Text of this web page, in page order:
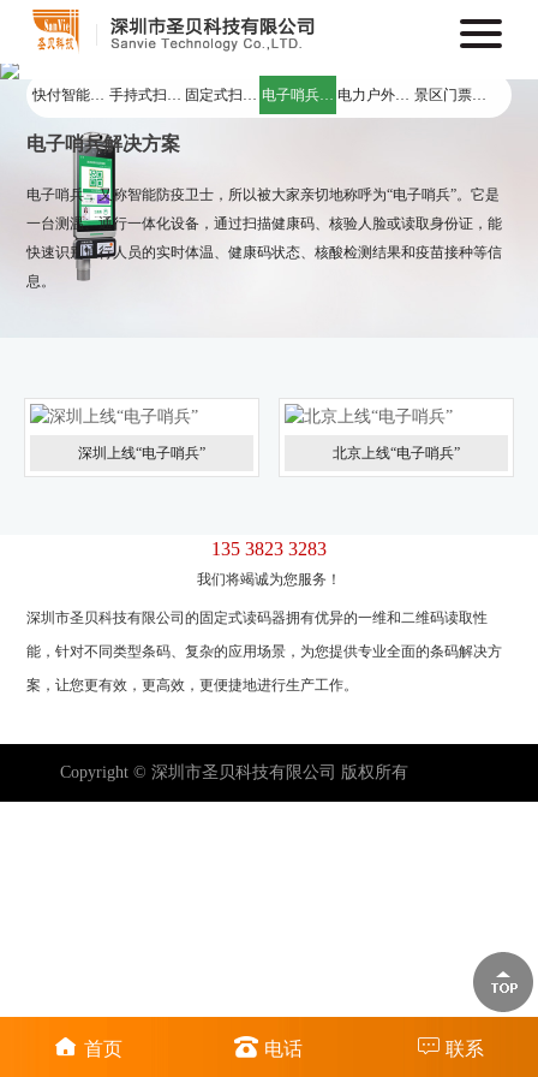
快付智能终
端
手持式扫码
解决方案
固定式扫码 电子哨兵解 电力户外标 景区门票打
电子哨兵解决方案
电子哨兵，又称智能防疫卫士，所以被大家亲切地称呼为“电子哨兵”。它是
一台测温、通行一体化设备，通过扫描健康码、核验人脸或读取身份证，能
快速识别通行人员的实时体温、健康码状态、核酸检测结果和疫苗接种等信
息。
深圳上线“电子哨兵” 北京上线“电子哨兵”
135 3823 3283
我们将竭诚为您服务！
深圳市圣贝科技有限公司的固定式读码器拥有优异的一维和二维码读取性
能，针对不同类型条码、复杂的应用场景，为您提供专业全面的条码解决方
案，让您更有效，更高效，更便捷地进行生产工作。
Copyright © 深圳市圣贝科技有限公司 版权所有
首页 电话 联系